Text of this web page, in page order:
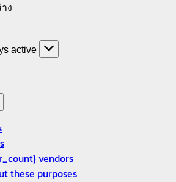
ง
active
vendors
these purposes